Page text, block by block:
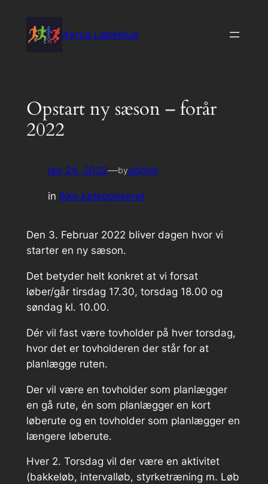
indhold
Aarup Løbeklub
Opstart ny sæson – forår
2022
jan 24, 2022—byadmin
in Ikke kategoriseret
Den 3. Februar 2022 bliver dagen hvor vi
starter en ny sæson.
Det betyder helt konkret at vi forsat
løber/går tirsdag 17.30, torsdag 18.00 og
søndag kl. 10.00.
Dér vil fast være tovholder på hver torsdag,
hvor det er tovholderen der står for at
planlægge ruten.
Der vil være en tovholder som planlægger
en gå rute, én som planlægger en kort
løberute og en tovholder som planlægger en
længere løberute.
Hver 2. Torsdag vil der være en aktivitet
(bakkeløb, intervalløb, styrketræning m. Løb